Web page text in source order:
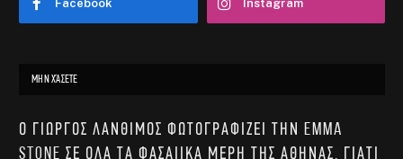
Facebook Instagram
ΜΗΝ ΧΆΣΕΤΕ
Ο Γιώργος Λάνθιμος φωτογραφίζει την Emma
Stone σε όλα τα φασαίικα μέρη της Αθήνας, γιατί